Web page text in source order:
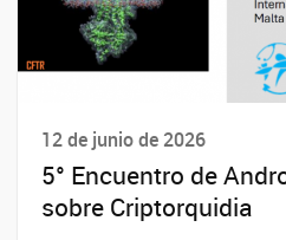
12 de junio de 2026
5° Encuentro de
sobre Criptorquidia